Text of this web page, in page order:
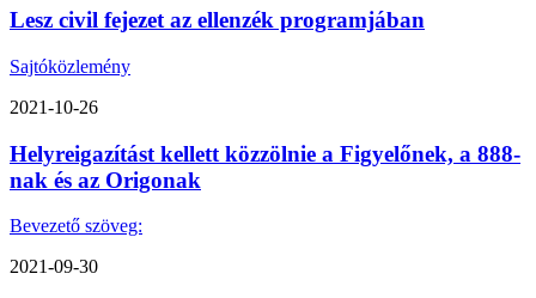
Lesz civil fejezet az ellenzék programjában
Sajtóközlemény
2021-10-26
Helyreigazítást kellett közzölnie a Figyelőnek, a 888-
nak és az Origonak
Bevezető szöveg:
2021-09-30